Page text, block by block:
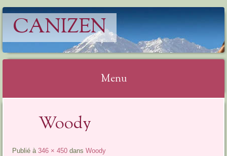
CANIZEN
Menu
Woody
Publié à 346 × 450dans Woody